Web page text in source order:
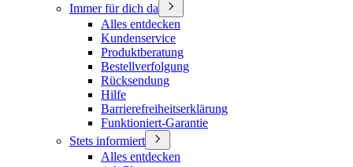
Immer für dich da
Alles entdecken
Kundenservice
Produktberatung
Bestellverfolgung
Rücksendung
Hilfe
Barrierefreiheitserklärung
Funktioniert-Garantie
Stets informiert
Alles entdecken